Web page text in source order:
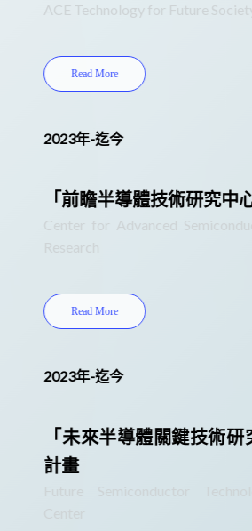
ACE Technology for Future
Read More
2023年-迄今
「前瞻半導體技術研究中
Center for Advanced
Read More
2023年-迄今
「未來半導體關鍵技術
計畫